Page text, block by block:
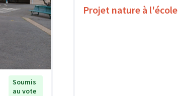
Soumis
au vote
Projet nature à l'école